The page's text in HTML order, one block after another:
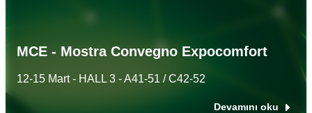
MCE - Mostra Convegno Expocomfort
12-15 Mart - HALL 3 - A41-51 / C42-52
Devamını oku